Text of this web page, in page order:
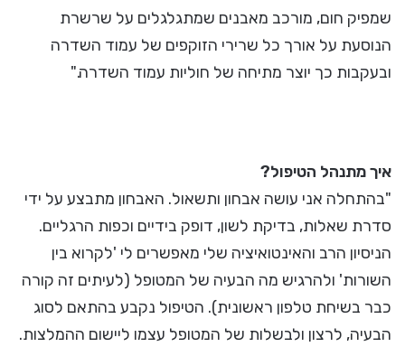
שמפיק חום, מורכב מאבנים שמתגלגלים על שרשרת
הנוסעת על אורך כל שרירי הזוקפים של עמוד השדרה
ובעקבות כך יוצר מתיחה של חוליות עמוד השדרה."
איך מתנהל הטיפול?
"בהתחלה אני עושה אבחון ותשאול. האבחון מתבצע על ידי
סדרת שאלות, בדיקת לשון, דופק בידיים וכפות הרגליים.
הניסיון הרב והאינטואיציה שלי מאפשרים לי 'לקרוא בין
השורות' ולהרגיש מה הבעיה של המטופל (לעיתים זה קורה
כבר בשיחת טלפון ראשונית). הטיפול נקבע בהתאם לסוג
הבעיה, לרצון ולבשלות של המטופל עצמו ליישום ההמלצות.